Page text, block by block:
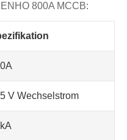
800A MCCB:
V Wechselstrom